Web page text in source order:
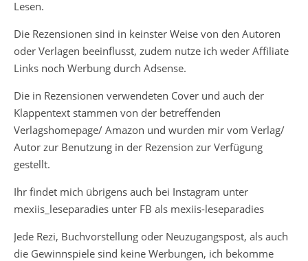
Lesen.
Die Rezensionen sind in keinster Weise von den Autoren
oder Verlagen beeinflusst, zudem nutze ich weder Affiliate
Links noch Werbung durch Adsense.
Die in Rezensionen verwendeten Cover und auch der
Klappentext stammen von der betreffenden
Verlagshomepage/ Amazon und wurden mir vom Verlag/
Autor zur Benutzung in der Rezension zur Verfügung
gestellt.
Ihr findet mich übrigens auch bei Instagram unter
mexiis_leseparadies unter FB als mexiis-leseparadies
Jede Rezi, Buchvorstellung oder Neuzugangspost, als auch
die Gewinnspiele sind keine Werbungen, ich bekomme